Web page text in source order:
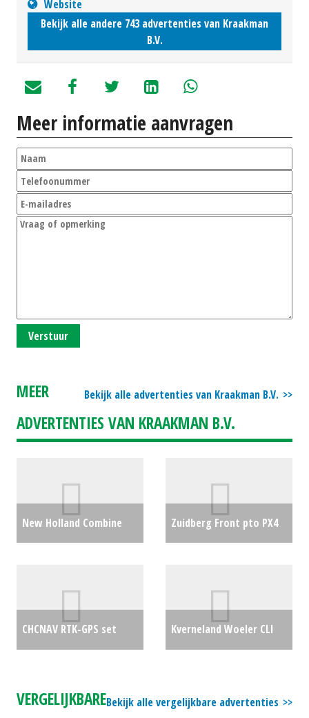
Website
Bekijk alle andere 743 advertenties van Kraakman
B.V.
Meer informatie aanvragen
Verstuur
Bekijk alle advertenties van Kraakman B.V.
MEER
ADVERTENTIES VAN KRAAKMAN B.V.
New Holland Combine
Zuidberg Front pto PX4
CHCNAV RTK-GPS set
Kverneland Woeler CLI
Bekijk alle vergelijkbare advertenties
VERGELIJKBARE